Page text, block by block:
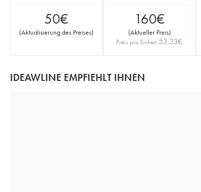
50€
(Aktualisierung des Preises)
160€
(Aktueller Preis)
Preis pro Einheit 53,33€
IDEAWLINE EMPFIEHLT IHNEN